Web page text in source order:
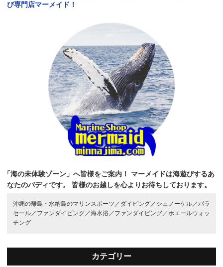
び専門店マーメイド！
「海の未体験ゾーン」へ皆様をご案内！
マーメイドは海遊びするあ
なたのバディです。
皆様のお越しを心よりお待ちしております。
沖縄の離島・水納島のマリンスポーツ／ ダイビング／ シュノーケル／パラ
セール／ ファンダイビング／海水浴／ ファンダイビング／ホエールウォッ
チング
カテゴリー